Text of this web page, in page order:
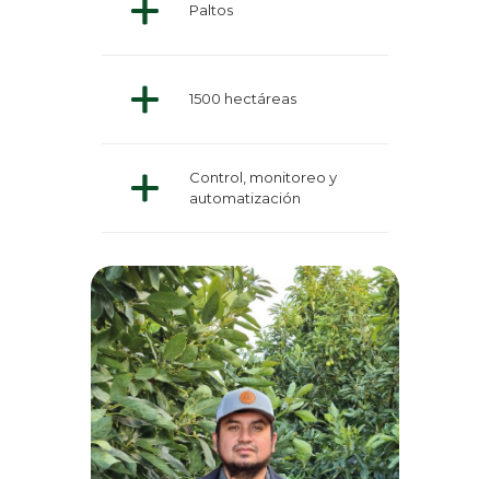
Paltos
1500 hectáreas
Control, monitoreo y
automatización